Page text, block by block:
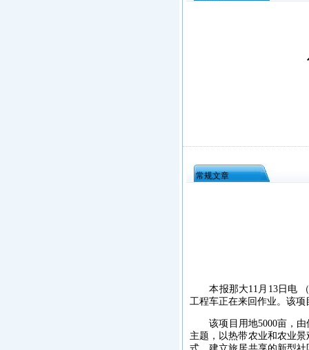
常规文章
本报那大11月13日电 （
工程车正在来回作业。该
该项目用地5000亩，由
主题，以热带农业和农业